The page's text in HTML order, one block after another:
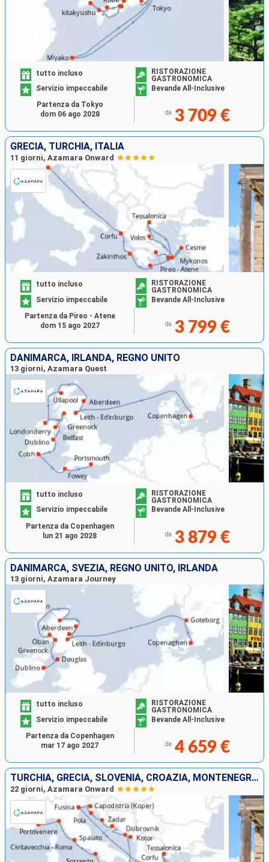
tutto incluso
RISTORAZIONE
GASTRONOMICA
Servizio impeccabile
Bevande All-Inclusive
da 3 709 €
Partenza da Tokyo
dom 06 ago 2028
GRECIA, TURCHIA, ITALIA
11 giorni, Azamara Onward
tutto incluso
RISTORAZIONE
GASTRONOMICA
Servizio impeccabile
Bevande All-Inclusive
da 3 799 €
Partenza da Pireo - Atene
dom 15 ago 2027
DANIMARCA, IRLANDA, REGNO UNITO
13 giorni, Azamara Quest
tutto incluso
RISTORAZIONE
GASTRONOMICA
Servizio impeccabile
Bevande All-Inclusive
da 3 879 €
Partenza da Copenhagen
lun 21 ago 2028
DANIMARCA, SVEZIA, REGNO UNITO, IRLANDA
13 giorni, Azamara Journey
tutto incluso
RISTORAZIONE
GASTRONOMICA
Servizio impeccabile
Bevande All-Inclusive
da 4 659 €
Partenza da Copenhagen
mar 17 ago 2027
TURCHIA, GRECIA, SLOVENIA, CROAZIA, MONTENEGRO, ITALIA, FRANCIA
22 giorni, Azamara Onward